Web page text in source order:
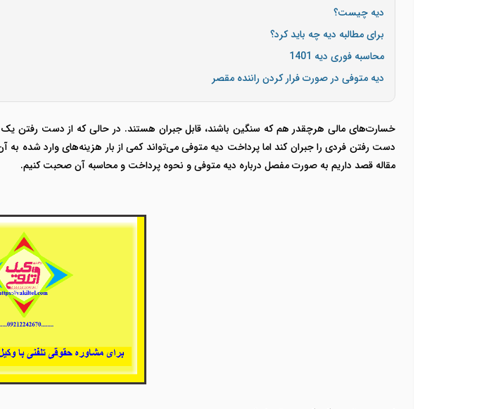
دیه چیست؟
برای مطالبه دیه چه باید کرد؟
محاسبه فوری دیه 1401
دیه متوفی در صورت فرار کردن راننده مقصر
خسارت‌های مالی هرچقدر هم که سنگین باشند، قابل جبران هستند. در حالی که از دست رفتن یک
دست رفتن فردی را جبران کند اما پرداخت دیه متوفی می‌تواند کمی از بار هزینه‌های وارد شده
مقاله قصد داریم به صورت مفصل درباره دیه متوفی و نحوه پرداخت و محاسبه آن صحبت کنیم.